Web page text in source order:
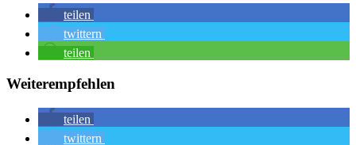
teilen
twittern
teilen
Weiterempfehlen
teilen
twittern